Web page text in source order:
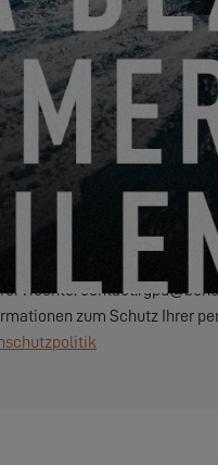
ist Construction Navale
für die
Daten werden
unsere
Ihnen, falls Sie sich dafür
zuzusenden (in diesem
über den in unseren
Rechte:
zum Schutz Ihrer